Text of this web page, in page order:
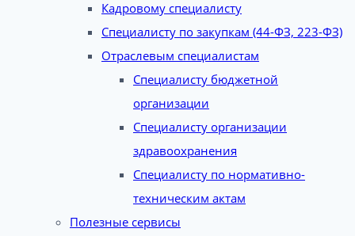
Кадровому специалисту
Специалисту по закупкам (44-ФЗ, 223-ФЗ)
Отраслевым специалистам
Специалисту бюджетной
организации
Специалисту организации
здравоохранения
Специалисту по нормативно-
техническим актам
Полезные сервисы